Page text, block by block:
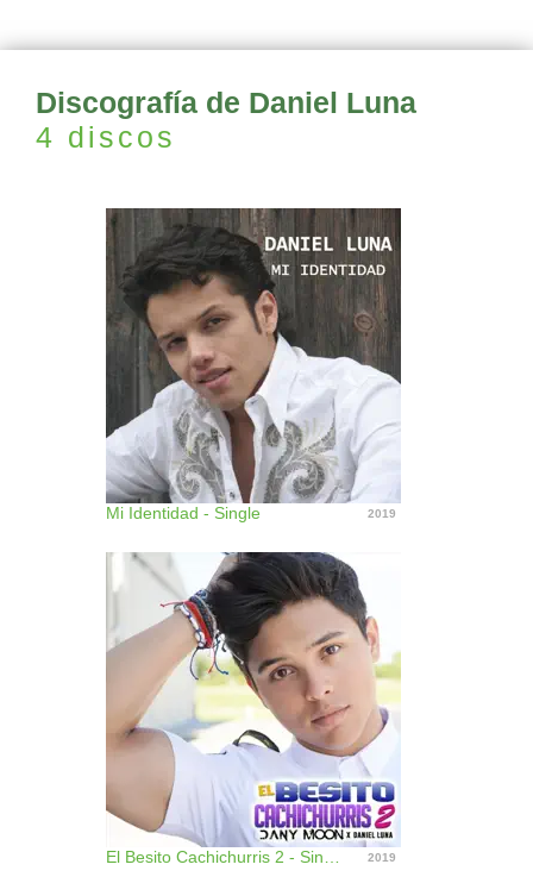
Discografía de Daniel Luna
4 discos
Mi Identidad - Single 2019
2019